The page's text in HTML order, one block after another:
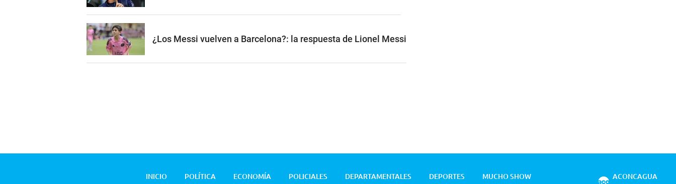
¿Los Messi vuelven a Barcelona?: la respuesta de Lionel Messi
INICIO POLÍTICA ECONOMÍA POLICIALES DEPARTAMENTALES DEPORTES
MUCHO SHOW
ACONCAGUA